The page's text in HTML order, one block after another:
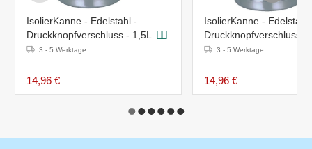
IsolierKanne - Edelstahl -
Druckknopfverschluss - 1,5L
3 - 5 Werktage
14,96 €
IsolierKanne - Edelstahl
Druckknopfverschluss -
3 - 5 Werktage
14,96 €